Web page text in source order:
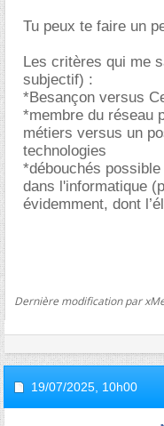
Tu peux te faire un
Les critères qui me
subjectif) :
*Besançon versus
*membre du réseau
métiers versus un
technologies
*débouchés
dans l'informatique
évidemment, dont
Dernière modification par
19/07/2025, 10h00